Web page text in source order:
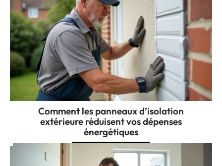
Comment les panneaux d’isolation
extérieure réduisent vos dépenses
énergétiques